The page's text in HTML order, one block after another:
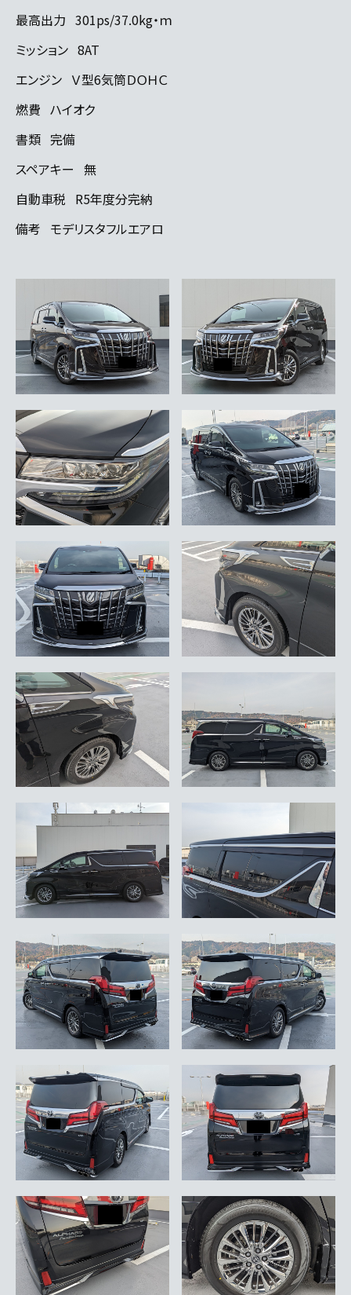
最高出力 301ps/37.0kg・ｍ
ミッション 8AT
エンジン Ｖ型6気筒ＤＯＨＣ
燃費 ハイオク
書類 完備
スペアキー 無
自動車税 R5年度分完納
備考 モデリスタフルエアロ